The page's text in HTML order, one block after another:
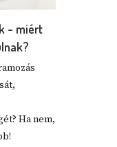
- miért
Ha nem,